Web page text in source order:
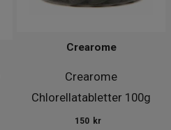
Crearome
Chlorellatabletter 100g
Crearome
150 kr